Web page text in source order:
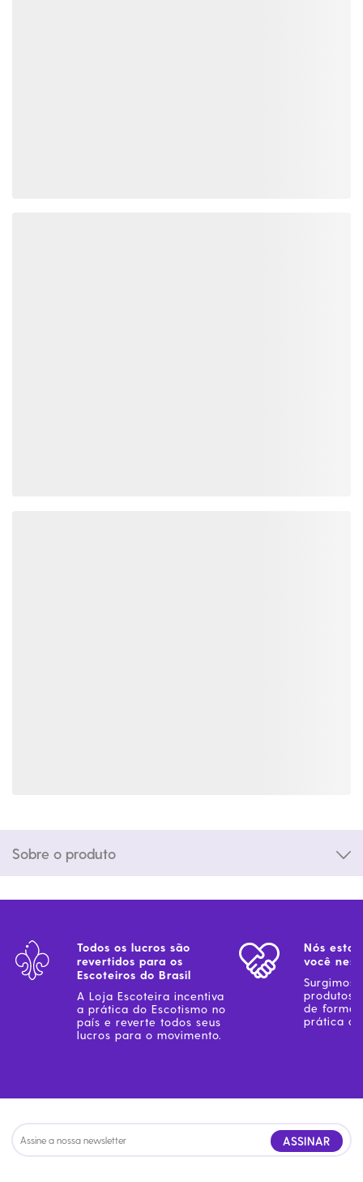
Sobre o produto
Todos os lucros são
revertidos para os
Escoteiros do Brasil
A Loja Escoteira incentiva
a prática do Escotismo no
país e reverte todos seus
lucros para o movimento.
Nós
você
Surgimos
produtos
de forma
prática
ASSINAR